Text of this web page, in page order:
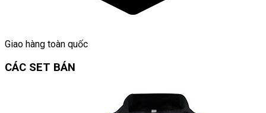
Giao hàng toàn quốc
CÁC SET BÁN